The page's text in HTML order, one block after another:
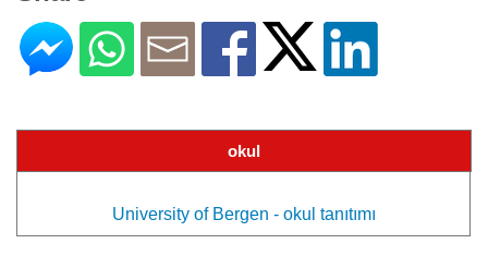
okul
University of Bergen - okul tanıtımı